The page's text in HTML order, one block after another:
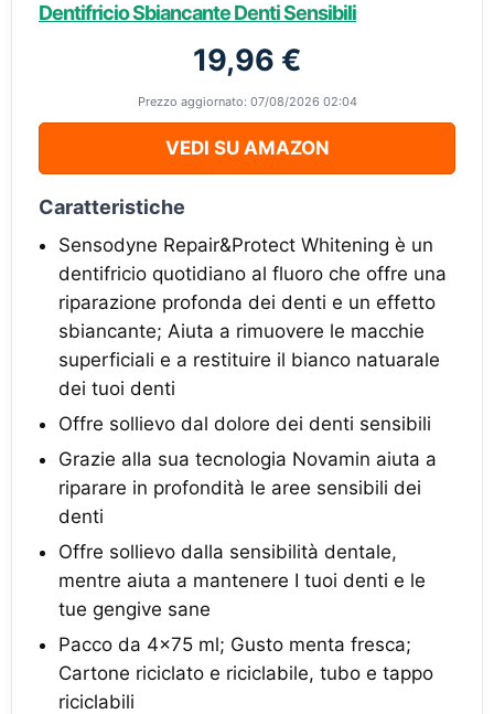
Dentifricio Sbiancante Denti Sensibili
19,96 €
Prezzo aggiornato: 07/08/2026 02:04
VEDI SU AMAZON
Caratteristiche
Sensodyne Repair&Protect Whitening è un
dentifricio quotidiano al fluoro che offre una
riparazione profonda dei denti e un effetto
sbiancante; Aiuta a rimuovere le macchie
superficiali e a restituire il bianco natuarale
dei tuoi denti
Offre sollievo dal dolore dei denti sensibili
Grazie alla sua tecnologia Novamin aiuta a
riparare in profondità le aree sensibili dei
denti
Offre sollievo dalla sensibilità dentale,
mentre aiuta a mantenere I tuoi denti e le
tue gengive sane
Pacco da 4x75 ml; Gusto menta fresca;
Cartone riciclato e riciclabile, tubo e tappo
riciclabili